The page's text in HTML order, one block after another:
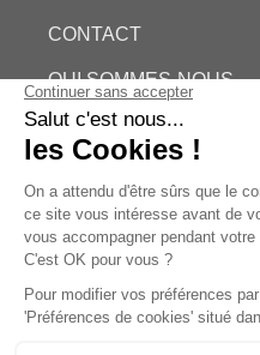
CONTACT
QUI SOMMES-NOUS
ESTIMATION GRATUITE
PHILOB
MENTIONS LÉGALES